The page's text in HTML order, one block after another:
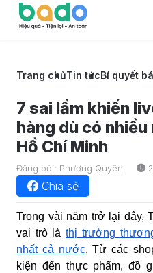
Trang chủTin tứcBí quyết
7 sai lầm khiến
hàng dù có
Hồ Chí Minh
Đăng bởi: Phương Quyên
Chia sẻ
Trong vài năm trở lại đây,
vai trò làthị trường
nhất cả nước. Từ các
kiện đến thực phẩm, đồ